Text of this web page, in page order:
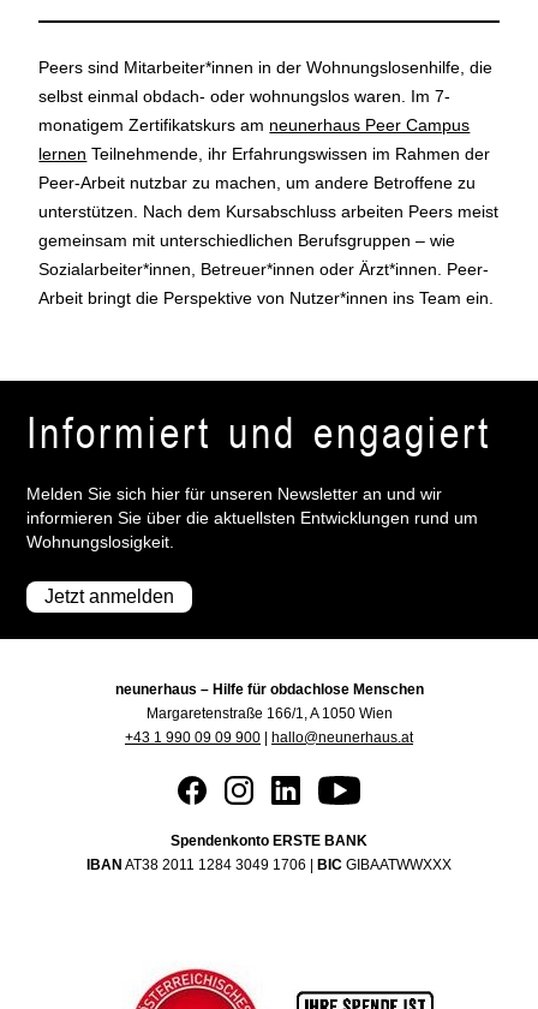
Peers sind Mitarbeiter*innen in der Wohnungslosenhilfe, die
selbst einmal obdach- oder wohnungslos waren. Im 7-
monatigem Zertifikatskurs am neunerhaus Peer Campus
lernen Teilnehmende, ihr Erfahrungswissen im Rahmen der
Peer-Arbeit nutzbar zu machen, um andere Betroffene zu
unterstützen. Nach dem Kursabschluss arbeiten Peers meist
gemeinsam mit unterschiedlichen Berufsgruppen – wie
Sozialarbeiter*innen, Betreuer*innen oder Ärzt*innen. Peer-
Arbeit bringt die Perspektive von Nutzer*innen ins Team ein.
Informiert und engagiert
Melden Sie sich hier für unseren Newsletter an und wir
informieren Sie über die aktuellsten Entwicklungen rund um
Wohnungslosigkeit.
Jetzt anmelden
neunerhaus – Hilfe für obdachlose Menschen
Margaretenstraße 166/1, A 1050 Wien
+43 1 990 09 09 900
hallo@neunerhaus.at
Spendenkonto ERSTE BANK
IBAN AT38 2011 1284 3049 1706 | BIC GIBAATWWXXX